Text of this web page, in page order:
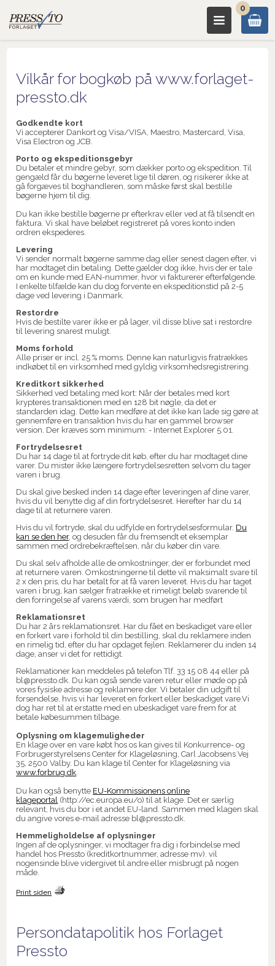
0
Vilkår for bogkøb på www.forlaget-
pressto.dk
Godkendte kort
Vi accepterer Dankort og Visa/VISA, Maestro, Mastercard, Visa,
Visa Electron og JCB.
Porto og ekspeditionsgebyr
Du betaler et mindre gebyr, som dækker porto og ekspedition. Til
gengæld får du bøgerne leveret lige til døren, og risikerer ikke at
gå forgæves til boghandleren, som måske først skal bestille
bøgerne hjem til dig.
Du kan ikke bestille bøgerne pr efterkrav eller ved at få tilsendt en
faktura. Vi skal have beløbet registreret på vores konto inden
ordren ekspederes.
Levering
Vi sender normalt bøgerne samme dag eller senest dagen efter, vi
har modtaget din betaling. Dette gælder dog ikke, hvis der er tale
om en kunde med EAN-nummer, hvor vi fakturerer efterfølgende.
I enkelte tilfælde kan du dog forvente en ekspeditionstid på 2-5
dage ved levering i Danmark.
Restordre
Hvis de bestilte varer ikke er på lager, vil disse blive sat i restordre
til levering snarest muligt.
Moms forhold
Alle priser er incl. 25 % moms. Denne kan naturligvis fratrækkes
indkøbet til en virksomhed med gyldig virksomhedsregistrering.
Kreditkort sikkerhed
Sikkerhed ved betaling med kort: Når der betales med kort
krypteres transaktionen med en 128 bit nøgle, da det er
standarden idag. Dette kan medføre at det ikke kan lade sig gøre at
gennemføre en transaktion hvis du har en gammel browser
version. Der kræves som minimum: - Internet Explorer 5.01.
Fortrydelsesret
Du har 14 dage til at fortryde dit køb, efter du har modtaget dine
varer. Du mister ikke længere fortrydelsesretten selvom du tager
varen i brug.
Du skal give besked inden 14 dage efter leveringen af dine varer,
hvis du vil benytte dig af din fortrydelsesret. Herefter har du 14
dage til at returnere varen.
Hvis du vil fortryde, skal du udfylde en fortrydelsesformular. Du
kan se den her, og desuden får du fremsendt et eksemplar
sammen med ordrebekræftelsen, når du køber din vare.
Du skal selv afholde alle de omkostninger, der er forbundet med
at returnere varen. Omkostningerne til dette vil maksimalt svare til
2 x den pris, du har betalt for at få varen leveret. Hvis du har taget
varen i brug, kan sælger fratrække et rimeligt beløb svarende til
den forringelse af varens værdi, som brugen har medført
Reklamationsret
Du har 2 års reklamationsret. Har du fået en beskadiget vare eller
en forkert vare i forhold til din bestilling, skal du reklamere inden
en rimelig tid, efter du har opdaget fejlen. Reklamerer du inden 14
dage, anser vi det for rettidigt.
Reklamationer kan meddeles på telefon Tlf. 33 15 08 44 eller på
bl@pressto.dk. Du kan også sende varen retur eller møde op på
vores fysiske adresse og reklamere der. Vi betaler din udgift til
forsendelse, hvis vi har leveret en forkert eller beskadiget vare.Vi
dog har ret til at erstatte med en ubeskadiget vare frem for at
betale købesummen tilbage.
Oplysning om klagemuligheder
En klage over en vare købt hos os kan gives til Konkurrence- og
Forbrugerstyrelsens Center for Klageløsning, Carl Jacobsens Vej
35, 2500 Valby. Du kan klage til Center for Klageløsning via
www.forbrug.dk.
Du kan også benytte EU-Kommissionens online
klageportal (http://ec.europa.eu/o) til at klage. Det er særlig
relevant, hvis du bor i et andet EU-land. Sammen med klagen skal
du angive vores e-mail adresse bl@pressto.dk.
Hemmeligholdelse af oplysninger
Ingen af de oplysninger, vi modtager fra dig i forbindelse med
handel hos Pressto (kreditkortnummer, adresse mv). vil
nogensinde blive vidergivet til andre eller misbrugt på nogen
måde.
Print siden
Persondatapolitik hos Forlaget
Pressto